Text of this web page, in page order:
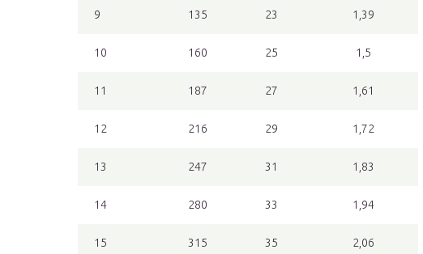
9 135 23 1,39
10 160 25 1,5
11 187 27 1,61
12 216 29 1,72
13 247 31 1,83
14 280 33 1,94
15 315 35 2,06